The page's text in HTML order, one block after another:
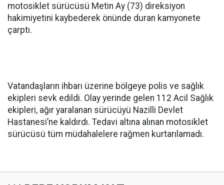
motosiklet sürücüsü Metin Ay (73) direksiyon
hakimiyetini kaybederek önünde duran kamyonete
çarptı.
Vatandaşların ihbarı üzerine bölgeye polis ve sağlık
ekipleri sevk edildi. Olay yerinde gelen 112 Acil Sağlık
ekipleri, ağır yaralanan sürücüyü Nazilli Devlet
Hastanesi’ne kaldırdı. Tedavi altına alınan motosiklet
sürücüsü tüm müdahalelere rağmen kurtarılamadı.